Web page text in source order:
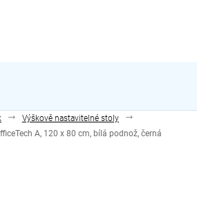
Výškově nastavitelné stoly
A, 120 x 80 cm, bílá podnož, černá